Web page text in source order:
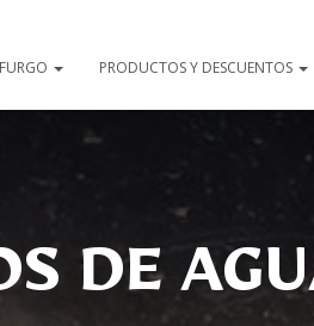
PRODUCTOS Y DESCUENTOS
DE